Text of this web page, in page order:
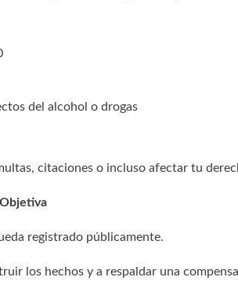
del alcohol o drogas
citaciones o incluso afectar tu
registrado públicamente.
los hechos y a respaldar una